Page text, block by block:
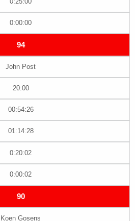
0:00:00
94
John Post
20:00
00:54:26
01:14:28
0:20:02
0:00:02
90
Koen Gosens